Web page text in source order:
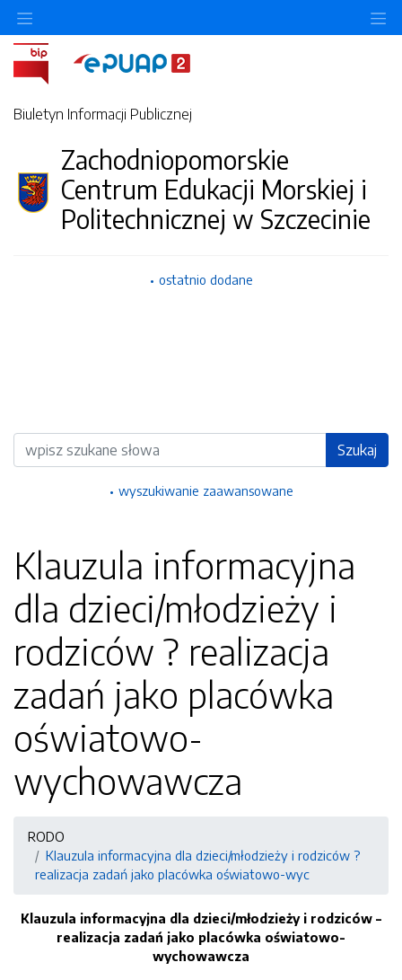
Biuletyn Informacji Publicznej
Zachodniopomorskie
Centrum Edukacji Morskiej i
Politechnicznej w Szczecinie
ostatnio dodane
Wyszukiwarka Szukaj
wyszukiwanie zaawansowane
Klauzula informacyjna
dla dzieci/młodzieży i
rodziców ? realizacja
zadań jako placówka
oświatowo-
wychowawcza
RODO
Klauzula informacyjna dla dzieci/młodzieży i rodziców ?
realizacja zadań jako placówka oświatowo-wyc
Klauzula informacyjna dla dzieci/młodzieży i rodziców –
realizacja zadań jako placówka oświatowo-
wychowawcza